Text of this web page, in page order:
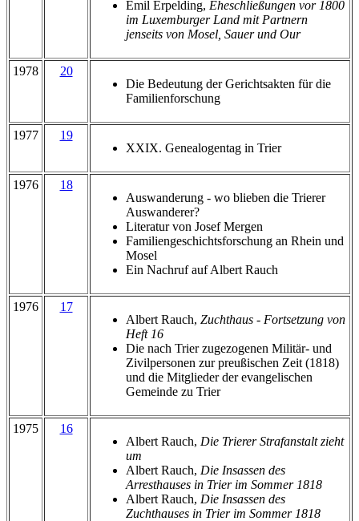
Emil Erpelding, Eheschließungen vor 1800
im Luxemburger Land mit Partnern
jenseits von Mosel, Sauer und Our
1978
20
Die Bedeutung der Gerichtsakten für die
Familienforschung
1977
19
XXIX. Genealogentag in Trier
1976
18
Auswanderung - wo blieben die Trierer
Auswanderer?
Literatur von Josef Mergen
Familiengeschichtsforschung an Rhein und
Mosel
Ein Nachruf auf Albert Rauch
1976
17
Albert Rauch, Zuchthaus - Fortsetzung von
Heft 16
Die nach Trier zugezogenen Militär- und
Zivilpersonen zur preußischen Zeit (1818)
und die Mitglieder der evangelischen
Gemeinde zu Trier
1975
16
Albert Rauch, Die Trierer Strafanstalt zieht
um
Albert Rauch, Die Insassen des
Arresthauses in Trier im Sommer 1818
Albert Rauch, Die Insassen des
Zuchthauses in Trier im Sommer 1818